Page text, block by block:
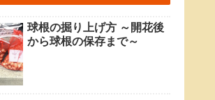
球根の掘り上げ方 ～開花後
から球根の保存まで～